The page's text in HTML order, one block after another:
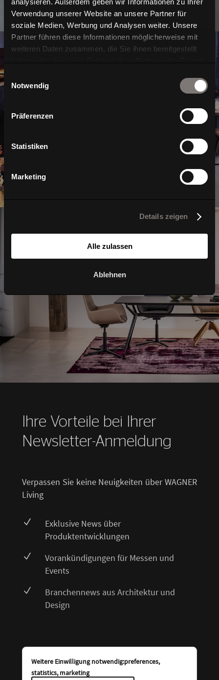
analysieren. Außerdem geben wir Informationen zu Ihrer
Verwendung unserer Website an unsere Partner für
soziale Medien, Werbung und Analysen weiter. Unsere
Partner führen diese Informationen möglicherweise mit
weiteren Daten zusammen, die Sie ihnen bereitgestellt
Einwilligungsauswahl
Notwendig
Präferenzen
Statistiken
Marketing
Details zeigen
Alle zulassen
Ablehnen
Home
Ihre Vorteile bei Ihrer
Newsletter-Anmeldung
Verpassen Sie keine Neuigkeiten über WAGNER
Living
N
Exklusive News über
Produktentwicklungen
N
Vorankündigungen für Messen und
Events
N
Branchennews aus Architektur und
Design
Weitere Einwilligung notwendig:preferences,
statistics, marketing